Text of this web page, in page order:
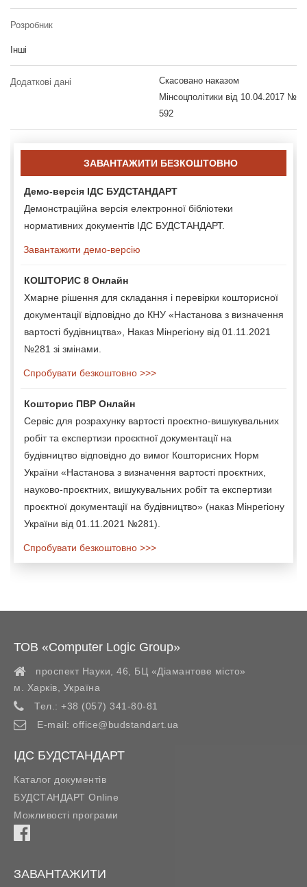
Розробник
Інші
Додаткові дані
Скасовано наказом
Мінсоцполітики від 10.04.2017 №
592
ЗАВАНТАЖИТИ БЕЗКОШТОВНО
Демо-версія ІДС БУДСТАНДАРТ
Демонстраційна версія електронної бібліотеки
нормативних документів ІДС БУДСТАНДАРТ.
Завантажити демо-версію
КОШТОРИС 8 Онлайн
Хмарне рішення для складання і перевірки кошторисної
документації відповідно до КНУ «Настанова з визначення
вартості будівництва», Наказ Мінрегіону від 01.11.2021
№281 зі змінами.
Спробувати безкоштовно >>>
Кошторис ПВР Онлайн
Сервіс для розрахунку вартості проєктно-вишукувальних
робіт та експертизи проєктної документації на
будівництво відповідно до вимог Кошторисних Норм
України «Настанова з визначення вартості проєктних,
науково-проєктних, вишукувальних робіт та експертизи
проєктної документації на будівництво» (наказ Мінрегіону
України від 01.11.2021 №281).
Спробувати безкоштовно >>>
ТОВ «Computer Logic Group»
проспект Науки, 46, БЦ «Діамантове місто»
м. Харків
Україна
Тел.: +38 (057) 341-80-81
E-mail: office@budstandart.ua
ІДС БУДСТАНДАРТ
Каталог документів
БУДСТАНДАРТ Online
Можливості програми
ЗАВАНТАЖИТИ